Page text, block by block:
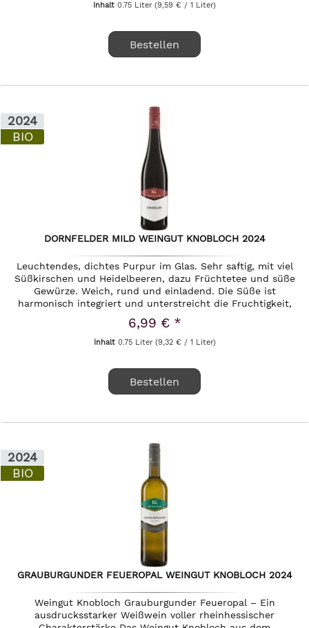
Inhalt0.75 Liter(9,59 € / 1 Liter)
Bestellen
2024
BIO
DORNFELDER MILD WEINGUT KNOBLOCH 2024
Leuchtendes, dichtes Purpur im Glas. Sehr saftig, mit viel
Süßkirschen und Heidelbeeren, dazu Früchtetee und süße
Gewürze. Weich, rund und einladend. Die Süße ist
harmonisch integriert und unterstreicht die Fruchtigkeit,
den saftigen...
6,99 € *
Inhalt 0.75 Liter (9,32 € / 1 Liter)
Bestellen
2024
BIO
GRAUBURGUNDER FEUEROPAL WEINGUT KNOBLOCH 2024
Weingut Knobloch Grauburgunder Feueropal – Ein
ausdrucksstarker Weißwein voller rheinhessischer